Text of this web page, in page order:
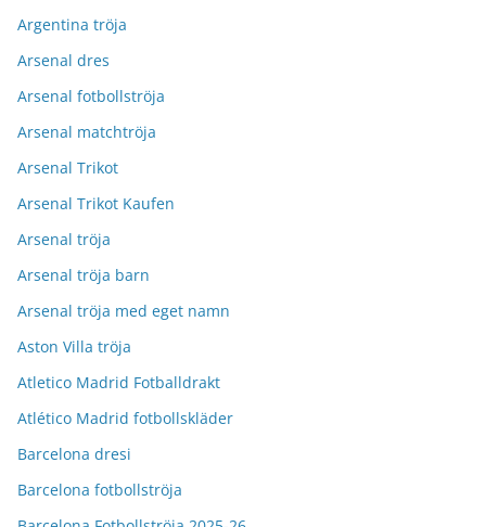
Argentina tröja
Arsenal dres
Arsenal fotbollströja
Arsenal matchtröja
Arsenal Trikot
Arsenal Trikot Kaufen
Arsenal tröja
Arsenal tröja barn
Arsenal tröja med eget namn
Aston Villa tröja
Atletico Madrid Fotballdrakt
Atlético Madrid fotbollskläder
Barcelona dresi
Barcelona fotbollströja